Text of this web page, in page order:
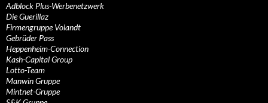
Adblock Plus-Werbenetzwerk
Die Guerillaz
Firmengruppe Volandt
Gebrüder Pass
Heppenheim-Connection
Kash-Capital Group
Lotto-Team
Manwin Gruppe
Mintnet-Gruppe